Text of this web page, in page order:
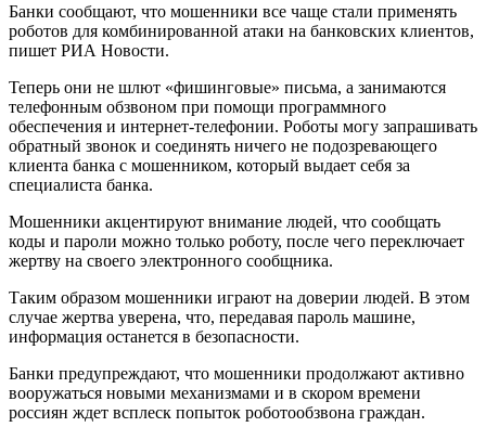
Банки сообщают, что мошенники все чаще стали применять
роботов для комбинированной атаки на банковских клиентов,
пишет РИА Новости.
Теперь они не шлют «фишинговые» письма, а занимаются
телефонным обзвоном при помощи программного
обеспечения и интернет-телефонии. Роботы могу запрашивать
обратный звонок и соединять ничего не подозревающего
клиента банка с мошенником, который выдает себя за
специалиста банка.
Мошенники акцентируют внимание людей, что сообщать
коды и пароли можно только роботу, после чего переключает
жертву на своего электронного сообщника.
Таким образом мошенники играют на доверии людей. В этом
случае жертва уверена, что, передавая пароль машине,
информация останется в безопасности.
Банки предупреждают, что мошенники продолжают активно
вооружаться новыми механизмами и в скором времени
россиян ждет всплеск попыток роботообзвона граждан.